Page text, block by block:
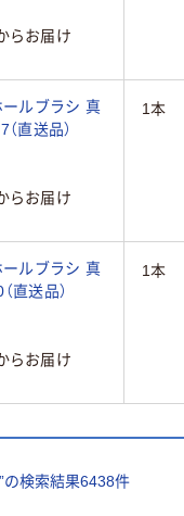
らお届け
ルブラシ 真
直送品）
らお届け
1本
ルブラシ 真
直送品）
らお届け
1本
”の検索結果6438件